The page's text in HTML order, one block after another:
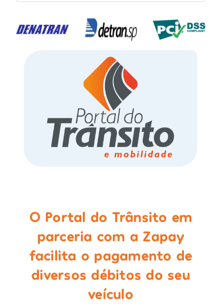
O Portal do Trânsito em
parceria com a Zapay
facilita o pagamento de
diversos débitos do seu
veículo